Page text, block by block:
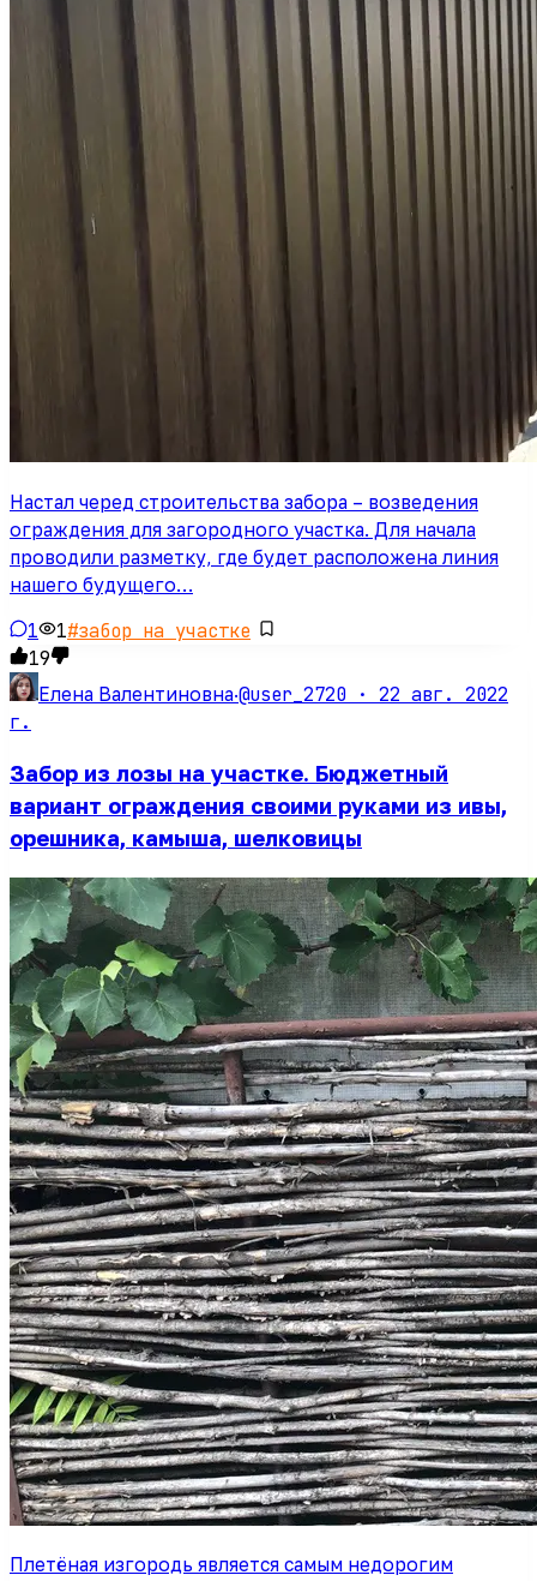
Настал черед строительства забора – возведения
ограждения для загородного участка. Для начала
проводили разметку, где будет расположена линия
нашего будущего…
1 1#забор на участке
19
Елена Валентиновна·@user_2720 · 22 авг. 2022
г.
Забор из лозы на участке. Бюджетный
вариант ограждения своими руками из ивы,
орешника, камыша, шелковицы
Плетёная изгородь является самым недорогим